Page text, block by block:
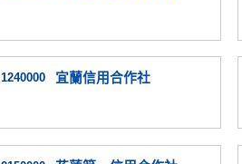
1240000 宜蘭信用合作社